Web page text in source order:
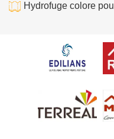
Hydrofuge colore